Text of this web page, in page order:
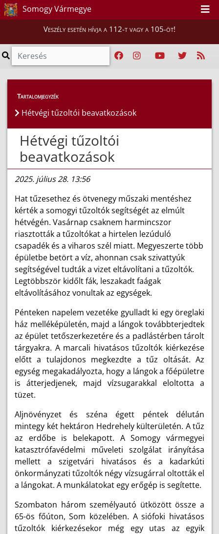
Somogy Vármegye
Veszély esetén hívja a 112-t vagy a 105-öt!
Híreink > Hírek
Tartalomjegyzék
Hétvégi tűzoltói beavatkozások
Hétvégi tűzoltói
beavatkozások
2025. július 28. 13:56
Hat tűzesethez és ötvenegy műszaki mentéshez
kérték a somogyi tűzoltók segítségét az elmúlt
hétvégén. Vasárnap csaknem harmincszor
riasztották a tűzoltókat a hirtelen lezúduló
csapadék és a viharos szél miatt. Megyeszerte több
épületbe betört a víz, ahonnan csak szivattyúk
segítségével tudták a vizet eltávolítani a tűzoltók.
Legtöbbször kidőlt fák, leszakadt faágak
eltávolításához vonultak az egységek.
Pénteken napelem vezetéke gyulladt ki egy öreglaki
ház melléképületén, majd a lángok továbbterjedtek
az épület tetőszerkezetére és a padlástérben tárolt
tárgyakra. A marcali hivatásos tűzoltók kiérkezése
előtt a tulajdonos megkezdte a tűz oltását. Az
egység megakadályozta, hogy a lángok a főépületre
is átterjedjenek, majd vízsugarakkal eloltotta a
tüzet.
Aljnövényzet és széna égett péntek délután
mintegy két hektáron Hedrehely külterületén. A tűz
az erdőbe is belekapott. A Somogy vármegyei
katasztrófavédelmi műveleti szolgálat irányítása
mellett a szigetvári hivatásos és a kadarkúti
önkormányzati tűzoltók négy vízsugárral oltották el
a lángokat. A munkálatokat egy erőgép is segítette.
Szombaton három személyautó ütközött össze a
65-ös főúton, Som közelében. A siófoki hivatásos
tűzoltók kiérkezésekor még egy utas az egyik